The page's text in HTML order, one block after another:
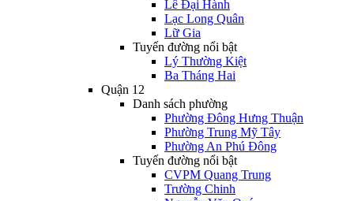
Lê Đại Hành
Lạc Long Quân
Lữ Gia
Tuyến đường nổi bật
Lý Thường Kiệt
Ba Tháng Hai
Quận 12
Danh sách phường
Phường Đông Hưng Thuận
Phường Trung Mỹ Tây
Phường An Phú Đông
Tuyến đường nổi bật
CVPM Quang Trung
Trường Chinh